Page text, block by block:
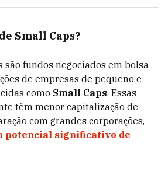
Small Caps?
são fundos negociados em bolsa
de empresas de pequeno e
como Small Caps. Essas
têm menor capitalização de
com grandes corporações,
potencial significativo de